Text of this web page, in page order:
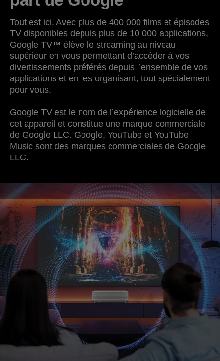
Tout est ici. Avec plus de 400 000 films et épisodes
TV disponibles depuis plus de 10 000 applications,
Google TV™ élève le streaming au niveau
supérieur en vous permettant d’accéder à vos
divertissements préférés depuis l’ensemble de vos
applications et en les organisant, tout spécialement
pour vous.
Google TV est le nom de l’expérience logicielle de
cet appareil et constitue une marque commerciale
de Google LLC. Google, YouTube et YouTube
Music sont des marques commerciales de Google
LLC.